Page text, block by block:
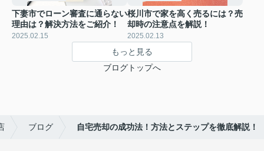
下妻市でローン審査に通らない
理由は？解決方法をご紹介！
2025.02.15
桜川市で家を高く売るには？売
却時の注意点を解説！
2025.02.13
もっと見る
ブログトップへ
ブログ 自宅売却の成功法！方法とステップを徹底解説！